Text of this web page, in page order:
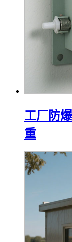
工厂防
重